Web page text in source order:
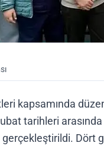
kapsamında
tarihleri
gerçekleştirildi.